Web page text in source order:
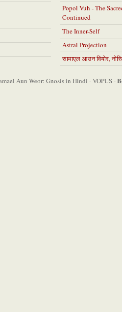
Popol Vuh - The
Continued
The Inner-Self
Astral Projection
सामाएल आउन वियोर,
Aun Weor: Gnosis in Hindi - VOPUS -